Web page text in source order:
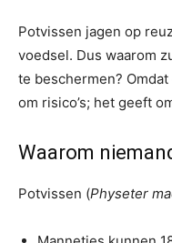
Potvissen jagen op
voedsel. Dus waarom
te beschermen?
om risico’s; het geeft
Waarom
Potvissen (Physeter